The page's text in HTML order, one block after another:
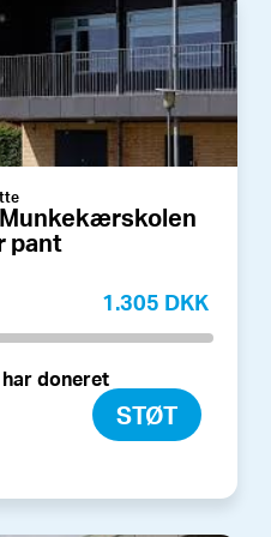
pant
1.305 DKK
har doneret
STØT